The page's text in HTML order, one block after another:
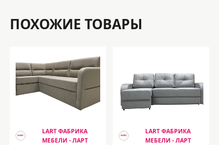
ПОХОЖИЕ ТОВАРЫ
LART ФАБРИКА
МЕБЕЛИ - ЛАРТ
LART ФАБРИКА
МЕБЕЛИ - ЛАРТ